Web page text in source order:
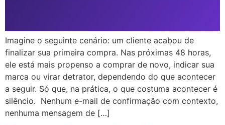
Imagine o seguinte cenário: um cliente acabou de
finalizar sua primeira compra. Nas próximas 48 horas,
ele está mais propenso a comprar de novo, indicar sua
marca ou virar detrator, dependendo do que acontecer
a seguir. Só que, na prática, o que costuma acontecer é
silêncio. Nenhum e-mail de confirmação com contexto,
nenhuma mensagem de […]